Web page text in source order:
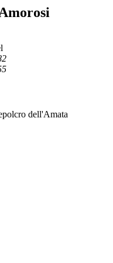
dell'Amata